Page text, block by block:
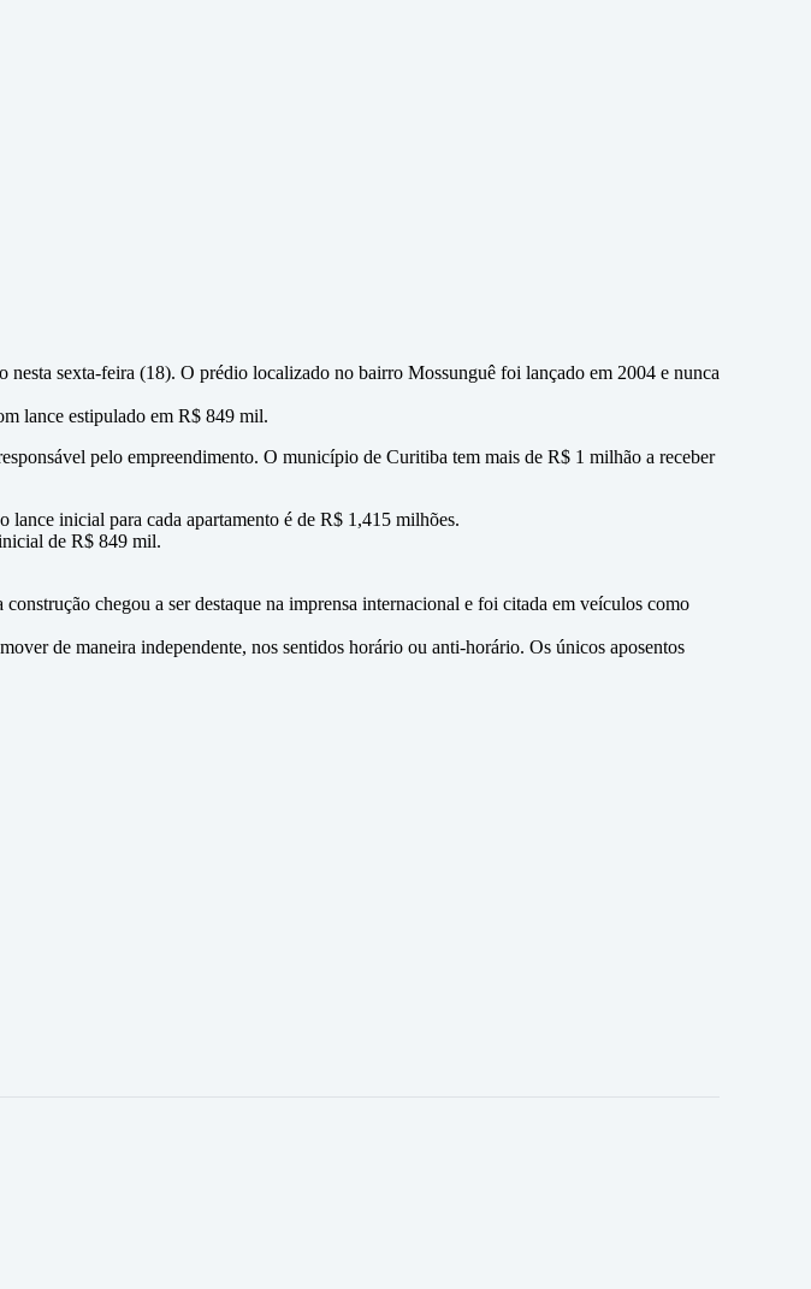
sexta-feira (18). O prédio localizado no bairro Mossunguê foi lançado em 2004 e nunca
lance estipulado em R$ 849 mil.
pelo empreendimento. O município de Curitiba tem mais de R$ 1 milhão a receber
inicial para cada apartamento é de R$ 1,415 milhões.
de R$ 849 mil.
chegou a ser destaque na imprensa internacional e foi citada em veículos como
de maneira independente, nos sentidos horário ou anti-horário. Os únicos aposentos